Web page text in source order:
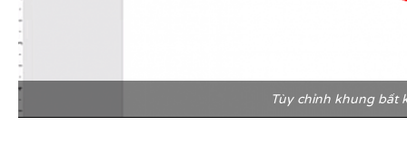
Tùy chỉnh khung bất